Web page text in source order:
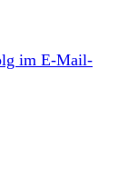
im E-Mail-